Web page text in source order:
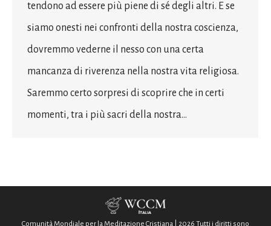
tendono ad essere più piene di sé degli altri. E se
siamo onesti nei confronti della nostra coscienza,
dovremmo vederne il nesso con una certa
mancanza di riverenza nella nostra vita religiosa.
Saremmo certo sorpresi di scoprire che in certi
momenti, tra i più sacri della nostra…
Comunità Mondiale per la Meditazione Cristiana | 2026 Tutti i diritti sono